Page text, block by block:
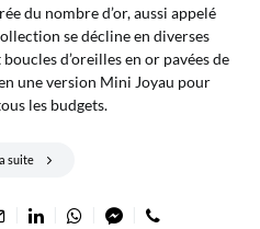
du nombre d’or, aussi appelé
se décline en diverses
d’oreilles en or pavées de
une version Mini Joyau pour
les budgets.
suite